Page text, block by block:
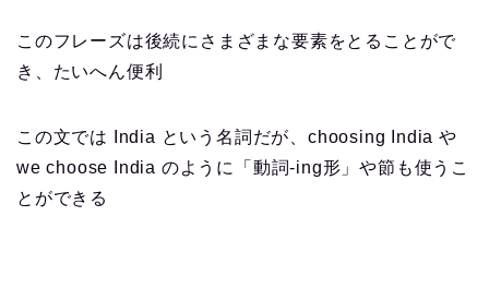
このフレーズは後続にさまざまな要素をとることがで
き、たいへん便利
この文では India という名詞だが、choosing India や
we choose India のように「動詞-ing形」や節も使うこ
とができる